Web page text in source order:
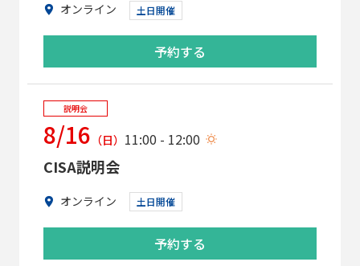
オンライン 土日開催
予約する
説明会
8/16 （日） 11:00 - 12:00
CISA説明会
オンライン 土日開催
予約する